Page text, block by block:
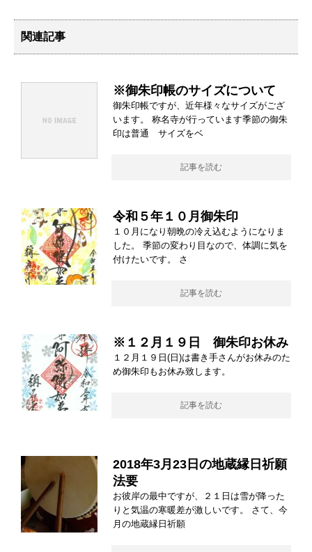
関連記事
※御朱印帳のサイズについて
御朱印帳ですが、近年様々なサイズがござ
います。 称名寺が行っています季節の御朱
印は普通 サイズをベ
記事を読む
令和５年１０月御朱印
１０月になり朝晩の冷え込むようになりま
した。 季節の変わり目なので、体調に気を
付けたいです。 さ
記事を読む
※１２月１９日 御朱印お休み
１２月１９日(日)は書き手さんがお休みのた
め御朱印もお休み致します。
記事を読む
2018年3月23日の地蔵縁日祈願
法要
お彼岸の最中ですが、２１日は雪が降った
りと気温の寒暖差が激しいです。 さて、今
月の地蔵縁日祈願